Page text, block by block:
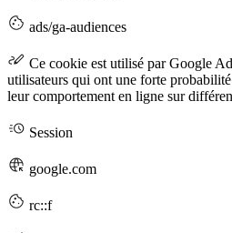
ads/ga-audiences
Ce cookie est utilisé par Google
utilisateurs qui ont une forte
leur comportement en ligne sur
Session
google.com
rc::f